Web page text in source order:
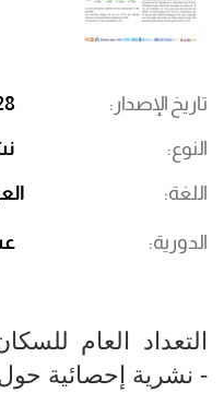
تاريخ الإصدار
النوع
اللغة
الدورية
- نشرية إحصائية